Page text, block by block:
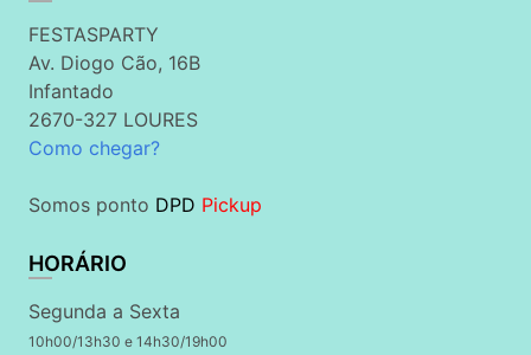
FESTASPARTY
Av. Diogo Cão, 16B
Infantado
2670-327 LOURES
Como chegar?
Somos ponto DPD Pickup
HORÁRIO
Segunda a Sexta
10h00/13h30 e 14h30/19h00